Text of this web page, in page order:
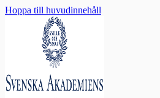
Hoppa till huvudinnehåll